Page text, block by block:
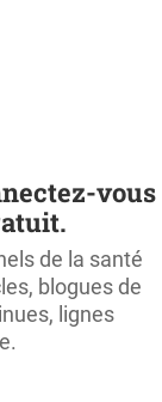
vous
de la santé
blogues de
lignes